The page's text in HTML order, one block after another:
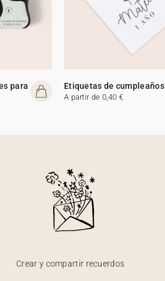
para
Etiquetas de cumpleaños
A partir de 0,40 €
Crear y compartir recuerdos